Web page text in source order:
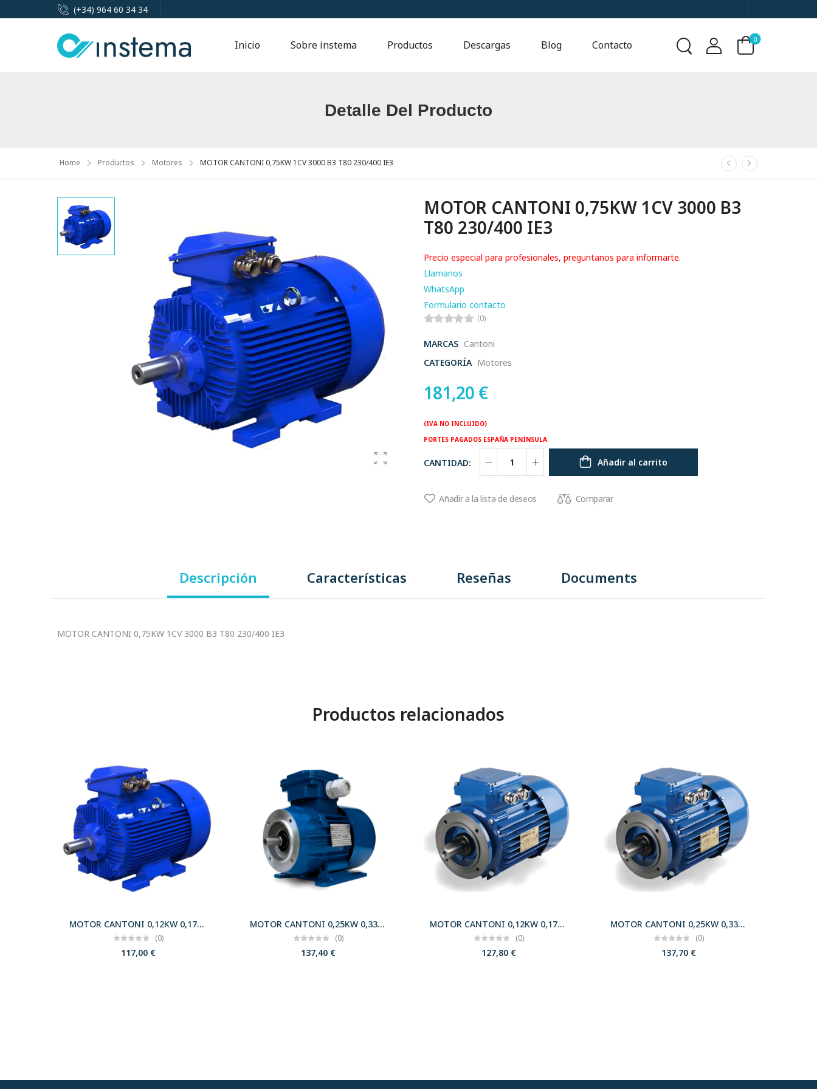
(+34) 964 60 34 34
Inicio Sobre instema Productos Descargas Blog Contacto 0
Detalle Del Producto
Home Productos Motores MOTOR CANTONI 0,75KW 1CV 3000 B3 T80 230/400 IE3
MOTOR CANTONI 0,75KW 1CV 3000 B3
T80 230/400 IE3
Precio especial para profesionales, preguntanos para informarte.
Llamanos
WhatsApp
Formulario contacto
(0)
MARCAS Cantoni
CATEGORÍA Motores
181,20 €
(IVA NO INCLUIDO)
PORTES PAGADOS ESPAÑA PENÍNSULA
CANTIDAD: Añadir al carrito
Añadir a la lista de deseos Comparar
Descripción Características Reseñas Documents
MOTOR CANTONI 0,75KW 1CV 3000 B3 T80 230/400 IE3
Productos relacionados
MOTOR CANTONI 0,12KW 0,17CV 3000 B3 T56 230/400 IE2
(0)
117,00 €
MOTOR CANTONI 0,25KW 0,33CV 3000 B34 T63 230/400 IE2
(0)
137,40 €
MOTOR CANTONI 0,12KW 0,17CV 3000 B14 T56 230/400 IE2
(0)
127,80 €
MOTOR CANTONI 0,25KW 0,33CV 3000 B14 T63 230/400 IE2
(0)
137,70 €